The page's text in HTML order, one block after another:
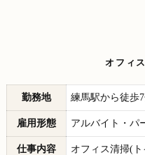
オフィ
勤務地 練馬駅から徒歩
雇用形態 アルバイト・パ
仕事内容 オフィス清掃(